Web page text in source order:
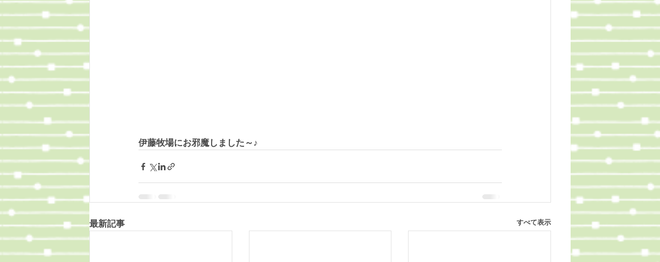
伊藤牧場にお邪魔しました～♪
最新記事 すべて表示